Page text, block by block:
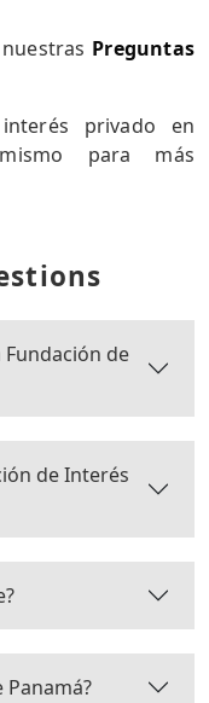
Preguntas
privado en
para más
Fundación de
de Interés
Panamá?